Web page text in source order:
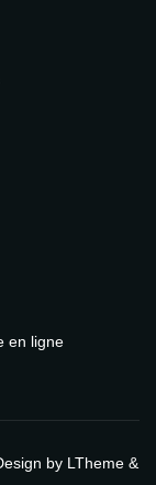
en ligne
by LTheme&